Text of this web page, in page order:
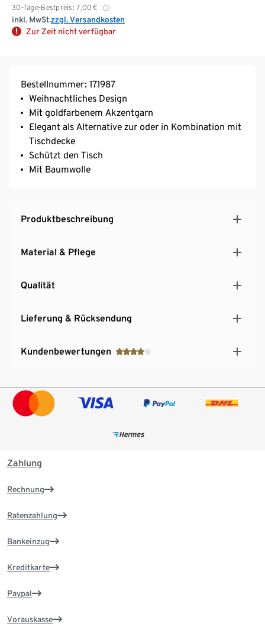
30-Tage-Bestpreis: 7,00 €
inkl. MwSt.zzgl. Versandkosten
Zur Zeit nicht verfügbar
Bestellnummer: 171987
Weihnachtliches Design
Mit goldfarbenem Akzentgarn
Elegant als Alternative zur oder in Kombination mit
Tischdecke
Schützt den Tisch
Mit Baumwolle
Produktbeschreibung
Material & Pflege
Qualität
Lieferung & Rücksendung
Kundenbewertungen
Zahlung
Rechnung
Ratenzahlung
Bankeinzug
Kreditkarte
Paypal
Vorauskasse